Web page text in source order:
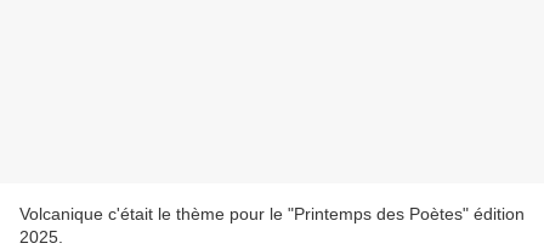
Volcanique c'était le thème pour le "Printemps des Poètes" édition
2025.